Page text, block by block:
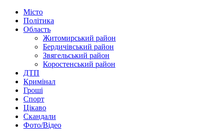
Місто
Політика
Область
Житомирський район
Бердичівський район
Звягельський район
Коростенський район
ДТП
Кримінал
Гроші
Спорт
Цікаво
Скандали
Фото/Відео